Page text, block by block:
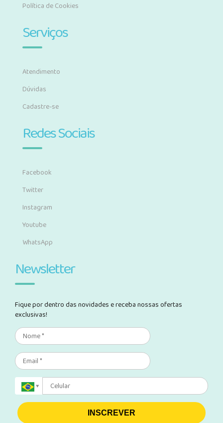
Política de Cookies
Serviços
Atendimento
Dúvidas
Cadastre-se
Redes Sociais
Facebook
Twitter
Instagram
Youtube
WhatsApp
Newsletter
Fique por dentro das novidades e receba nossas ofertas
exclusivas!
INSCREVER